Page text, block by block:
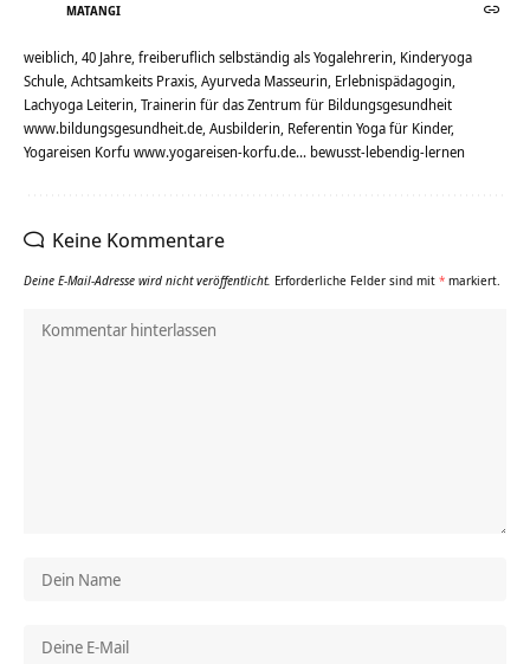
MATANGI
weiblich, 40 Jahre, freiberuflich selbständig als Yogalehrerin, Kinderyoga
Schule, Achtsamkeits Praxis, Ayurveda Masseurin, Erlebnispädagogin,
Lachyoga Leiterin, Trainerin für das Zentrum für Bildungsgesundheit
www.bildungsgesundheit.de, Ausbilderin, Referentin Yoga für Kinder,
Yogareisen Korfu www.yogareisen-korfu.de... bewusst-lebendig-lernen
Keine Kommentare
Deine E-Mail-Adresse wird nicht veröffentlicht. Erforderliche Felder sind mit * markiert.